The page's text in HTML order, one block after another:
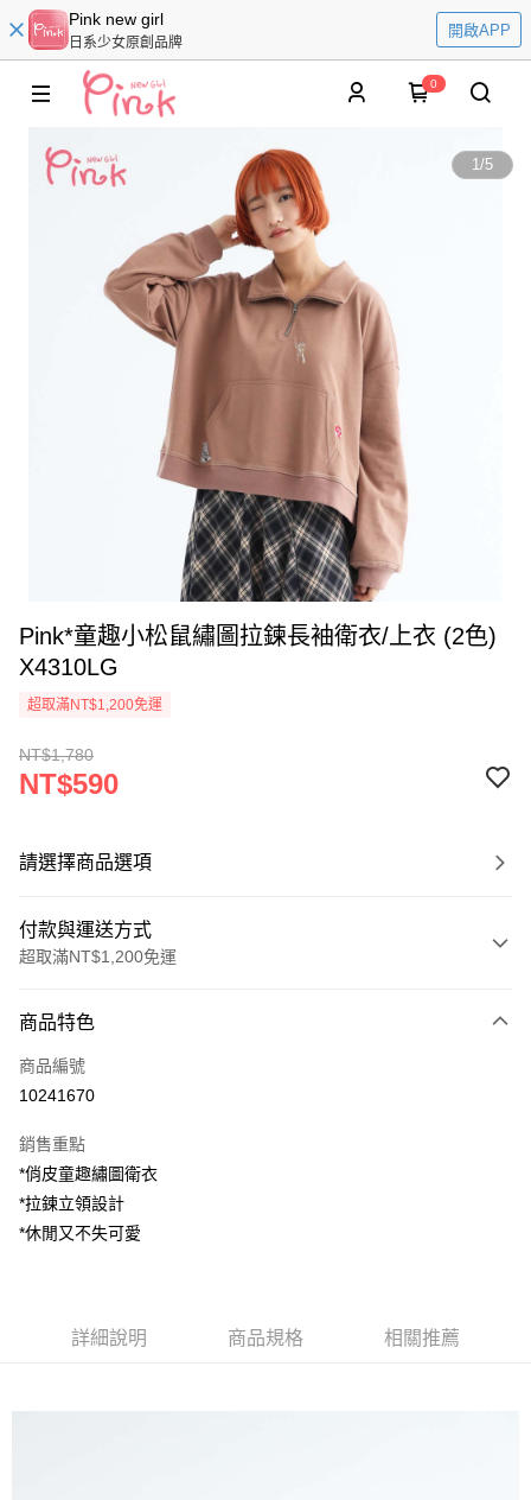
Pink new girl
日系少女原創品牌
開啟APP
0
1/5
Pink*童趣小松鼠繡圖拉鍊長袖衛衣/上衣 (2色)
X4310LG
超取滿NT$1,200免運
NT$1,780
NT$590
請選擇商品選項
付款與運送方式
超取滿NT$1,200免運
信用卡一次付款
超商取貨付款
Apple Pay
街口支付
相關說明
商品特色
商品編號
10241670
銷售重點
*俏皮童趣繡圖衛衣
*拉鍊立領設計
*休閒又不失可愛
詳細說明 商品規格 相關推薦